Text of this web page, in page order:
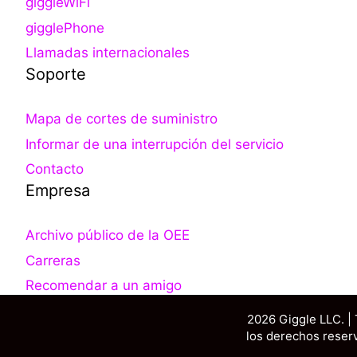
gigglePhone
Llamadas internacionales
Soporte
Mapa de cortes de suministro
Informar de una interrupción del servicio
Contacto
Empresa
Archivo público de la OEE
Carreras
Recomendar a un amigo
2026 Giggle LLC. |
los derechos